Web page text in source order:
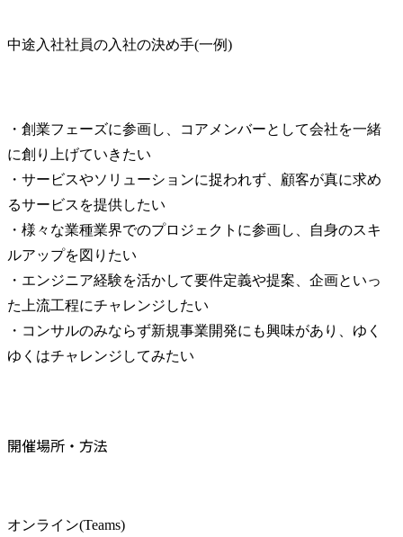
中途入社社員の入社の決め手(一例)
・創業フェーズに参画し、コアメンバーとして会社を一緒
に創り上げていきたい
・サービスやソリューションに捉われず、顧客が真に求め
るサービスを提供したい
・様々な業種業界でのプロジェクトに参画し、自身のスキ
ルアップを図りたい
・エンジニア経験を活かして要件定義や提案、企画といっ
た上流工程にチャレンジしたい
・コンサルのみならず新規事業開発にも興味があり、ゆく
ゆくはチャレンジしてみたい
開催場所・方法
オンライン(Teams)